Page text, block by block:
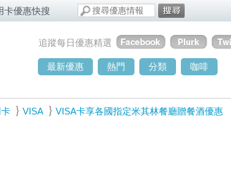
卡優惠快搜
追蹤每日優惠精選
最新優惠 熱門 分類 咖啡
VISA VISA卡享各國指定米其林餐廳贈餐酒優惠